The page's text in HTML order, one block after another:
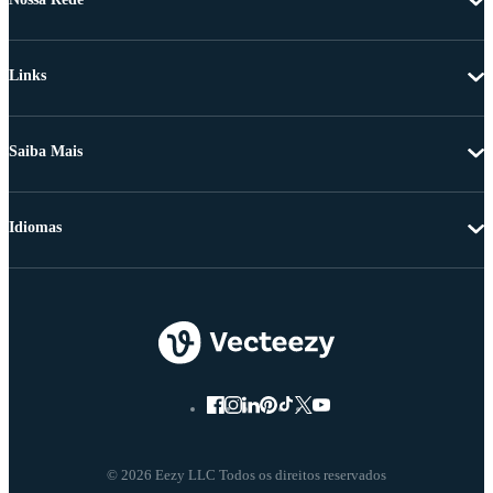
Links
Saiba Mais
© 2026 Eezy LLC Todos os direitos reservados
Idiomas